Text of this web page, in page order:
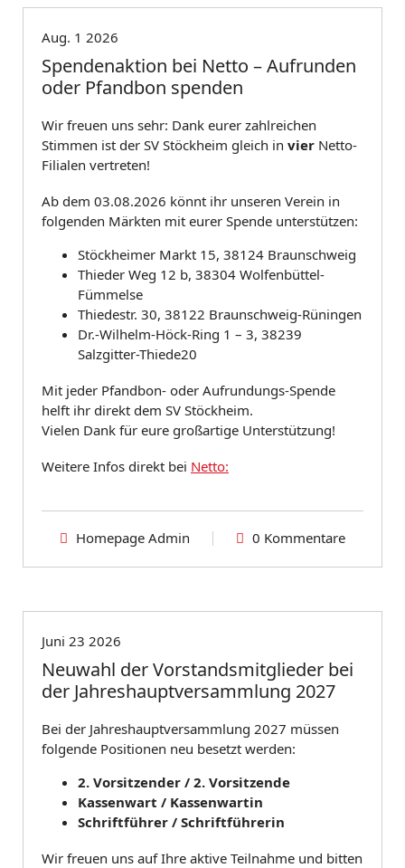
Aug. 1 2026
Spendenaktion bei Netto – Aufrunden
oder Pfandbon spenden
Wir freuen uns sehr: Dank eurer zahlreichen
Stimmen ist der SV Stöckheim gleich in vier Netto-
Filialen vertreten!
Ab dem 03.08.2026 könnt ihr unseren Verein in
folgenden Märkten mit eurer Spende unterstützen:
Stöckheimer Markt 15, 38124 Braunschweig
Thieder Weg 12 b, 38304 Wolfenbüttel-
Fümmelse
Thiedestr. 30, 38122 Braunschweig-Rüningen
Dr.-Wilhelm-Höck-Ring 1 – 3, 38239
Salzgitter-Thiede20
Mit jeder Pfandbon- oder Aufrundungs-Spende
helft ihr direkt dem SV Stöckheim.
Vielen Dank für eure großartige Unterstützung!
Weitere Infos direkt bei Netto:
Homepage Admin 0 Kommentare
Juni 23 2026
Neuwahl der Vorstandsmitglieder bei
der Jahreshauptversammlung 2027
Bei der Jahreshauptversammlung 2027 müssen
folgende Positionen neu besetzt werden:
2. Vorsitzender / 2. Vorsitzende
Kassenwart / Kassenwartin
Schriftführer / Schriftführerin
Wir freuen uns auf Ihre aktive Teilnahme und bitten